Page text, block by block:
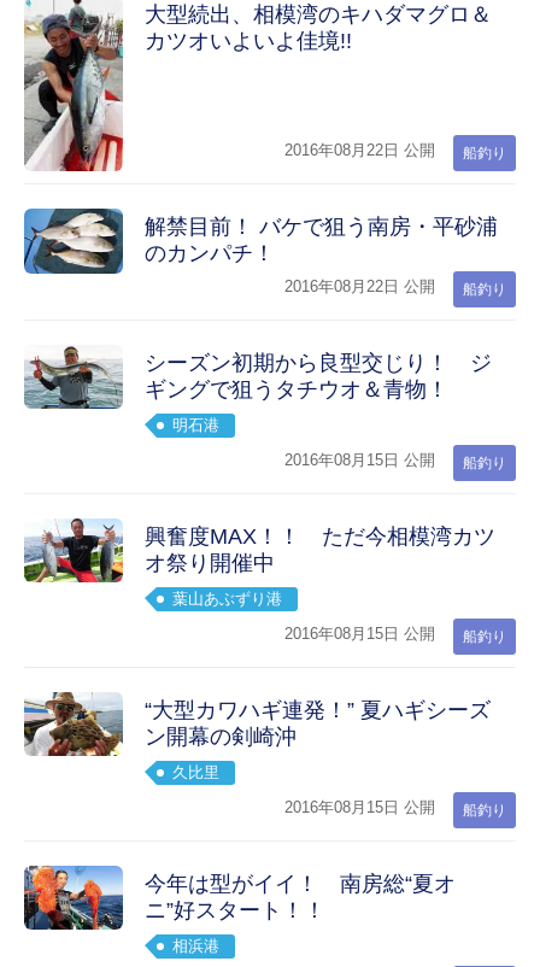
大型続出、相模湾のキハダマグロ＆
カツオいよいよ佳境!!
船釣り
2016年08月22日 公開
解禁目前！ バケで狙う南房・平砂浦
のカンパチ！
船釣り
2016年08月22日 公開
シーズン初期から良型交じり！ ジ
ギングで狙うタチウオ＆青物！
明石港
船釣り
2016年08月15日 公開
興奮度MAX！！ ただ今相模湾カツ
オ祭り開催中
葉山あぶずり港
船釣り
2016年08月15日 公開
“大型カワハギ連発！” 夏ハギシーズ
ン開幕の剣崎沖
久比里
船釣り
2016年08月15日 公開
今年は型がイイ！ 南房総“夏オ
ニ”好スタート！！
相浜港